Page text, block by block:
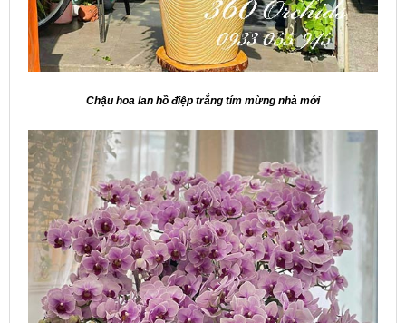
Chậu hoa lan hồ điệp trắng tím mừng nhà mới